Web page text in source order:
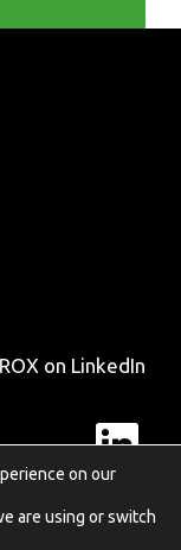
on LinkedIn
PRIVACY POLICY
on our
are using or switch